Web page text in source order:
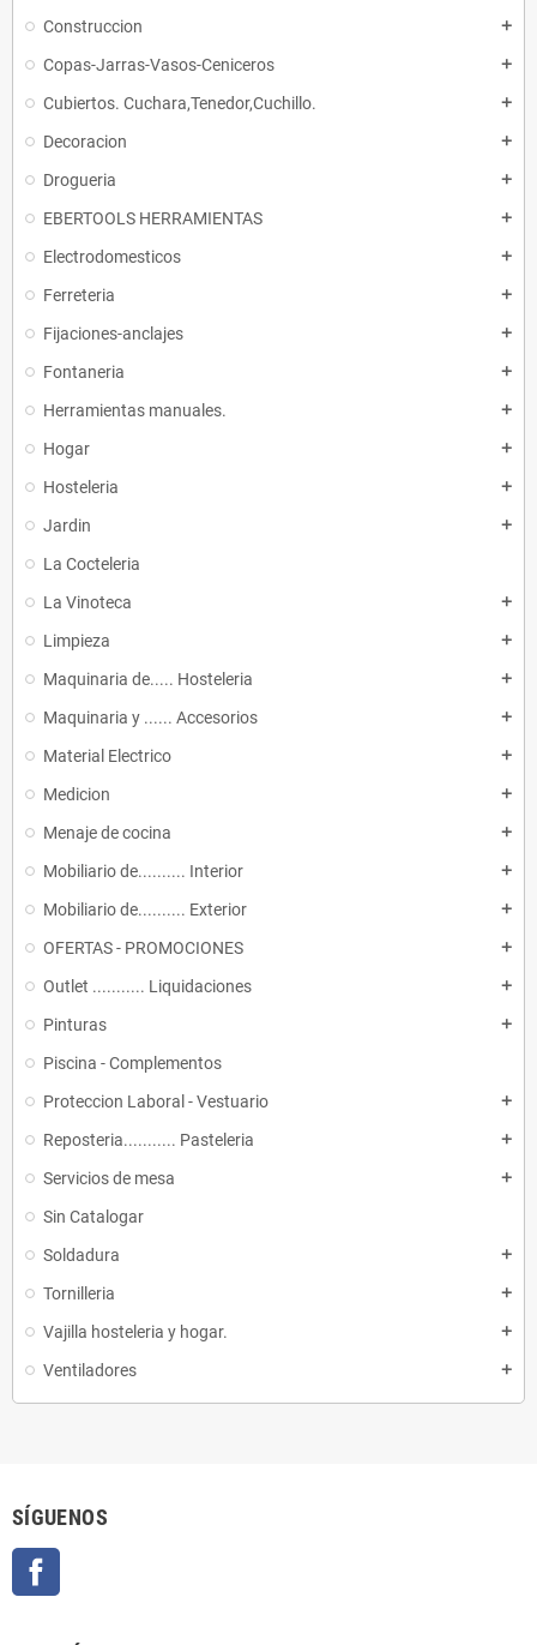
Construccion add
Copas-Jarras-Vasos-Ceniceros add
Cubiertos. Cuchara,Tenedor,Cuchillo. add
Decoracion add
Drogueria add
EBERTOOLS HERRAMIENTAS add
Electrodomesticos add
Ferreteria add
Fijaciones-anclajes add
Fontaneria add
Herramientas manuales. add
Hogar add
Hosteleria add
Jardin add
La Cocteleria
La Vinoteca
add
Limpieza add
Maquinaria de..... Hosteleria add
Maquinaria y ...... Accesorios add
Material Electrico add
Medicion add
Menaje de cocina add
Mobiliario de.......... Interior add
Mobiliario de.......... Exterior add
OFERTAS - PROMOCIONES add
Outlet ........... Liquidaciones add
Pinturas add
Piscina - Complementos
Proteccion Laboral - Vestuario
add
Reposteria........... Pasteleria add
Servicios de mesa add
Sin Catalogar
Soldadura
add
Tornilleria add
Vajilla hosteleria y hogar. add
Ventiladores add
SÍGUENOS